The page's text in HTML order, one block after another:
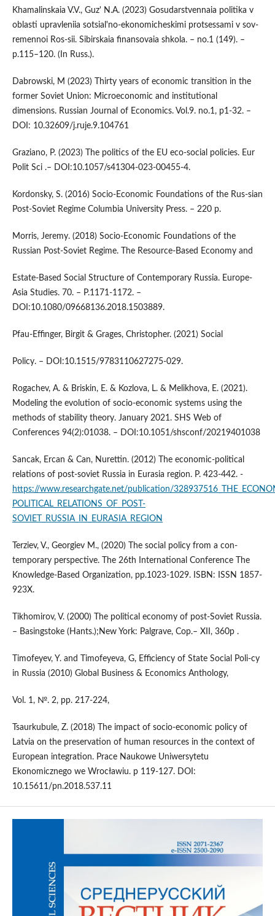
Khamalinskaia V.V., Guz' N.A. (2023) Gosudarstvennaia politika v
oblasti upravleniia sotsial'no-ekonomicheskimi protsessami v sov-
remennoi Ros-sii. Sibirskaia finansovaia shkola. – no.1 (149). –
p.115–120. (In Russ.).
Dabrowski, M (2023) Thirty years of economic transition in the
former Soviet Union: Microeconomic and institutional
dimensions. Russian Journal of Economics. Vol.9. no.1, p1-32. –
DOI: 10.32609/j.ruje.9.104761
Graziano, P. (2023) The politics of the EU eco-social policies. Eur
Polit Sci .– DOI:10.1057/s41304-023-00455-4.
Kordonsky, S. (2016) Socio-Economic Foundations of the Rus-sian
Post-Soviet Regime Columbia University Press. – 220 p.
Morris, Jeremy. (2018) Socio-Economic Foundations of the
Russian Post-Soviet Regime. The Resource-Based Economy and
Estate-Based Social Structure of Contemporary Russia. Europe-
Asia Studies. 70. – Р.1171-1172. –
DOI:10.1080/09668136.2018.1503889.
Pfau-Effinger, Birgit & Grages, Christopher. (2021) Social
Policy. – DOI:10.1515/9783110627275-029.
Rogachev, A. & Briskin, E. & Kozlova, L. & Melikhova, E. (2021).
Modeling the evolution of socio-economic systems using the
methods of stability theory. January 2021. SHS Web of
Conferences 94(2):01038. – DOI:10.1051/shsconf/20219401038
Sancak, Ercan & Can, Nurettin. (2012) The economic-political
relations of post-soviet Russia in Eurasia region. P. 423-442. -
https://www.researchgate.net/publication/
POLITICAL_RELATIONS_OF_POST-
SOVIET_RUSSIA_IN_EURASIA_REGION
Terziev, V., Georgiev M., (2020) The social policy from a con-
temporary perspective. The 26th International Conference The
Knowledge-Based Organization, pp.1023-1029. ISBN: ISSN 1857-
923X.
Tikhomirov, V. (2000) The political economy of post-Soviet Russia.
– Basingstoke (Hants.);New York: Palgrave, Cop.– XII, 360p .
Timofeyev, Y. and Timofeyeva, G, Efficiency of State Social Poli-cy
in Russia (2010) Global Business & Economics Anthology,
Vol. 1, №. 2, pp. 217-224,
Tsaurkubule, Z. (2018) The impact of socio-economic policy of
Latvia on the preservation of human resources in the context of
European integration. Prace Naukowe Uniwersytetu
Ekonomicznego we Wrocławiu. p 119-127. DOI:
10.15611/pn.2018.537.11